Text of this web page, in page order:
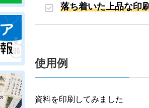
落ち着いた上品な印
使用例
資料を印刷してみました